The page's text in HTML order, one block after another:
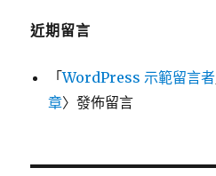
近期留言
「WordPress 示範留言者
章〉發佈留言